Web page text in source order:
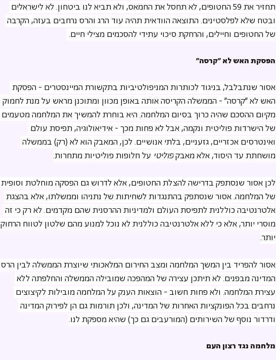
תחזיר את 59 החטופים, לא תחסל את החמאס, ולא תביא לנו ביטחון. לא לישראלים
ובטח שלא לפלסטינים. התוצאה הוודאית תהיה עוד הרג והרס נרחבים בעזה, הקרבה
של החטופים וחיילים, והרחקת סיכוי עתידי להסכמים מצילי חיים.
הפסקת האש לא "קרסה"
אסור שנתבלבל, בניגוד לכותרות המניפולטיביות בתקשורת המיינסטרים - הפסקת
האש לא "קרסה" - הממשלה הקריסה אותה באופן מכוון ומתוכנן מראש על מנת לחמוק
מקיום ההסכם שהיה כרוך בסיום המלחמה. היא בוחרת להמשיך את המלחמה מטעמים
של הישרדות פוליטית ונקמה, אבל לא פחות מכך - אידיאולוגיה, תפיסת עולם
ואינטרסים אכזריים, גזעניים, בלתי אנושיים. לכן, המאבק הוא לא (רק) בממשלה
מושחתת עד היסוד, אלא מאבק פוליטי על חלופות פוליטיות מתחרות.
לכן אסור שנסתפק בדרישה להצלת החטופים, אלא לדרוש גם הפסקה מוחלטת וסופית
של המלחמה. אסור שנסתפק בהתנגדות לשחיתות של נתניהו וממשלתו, אלא בהצגת
אלטרנטיבה כוללנית לתפיסת העולם ולמדיניות ההרסנית שהם מקדמים. לא רק כי זה
מוסרי יותר, אלא כי ללא אלטרנטיבה כוללנית לא נוכל למנוע מהם שלטון לטווח הרחוק
יותר.
אסור להפריד בין המשך המלחמה ומצב החירום המלאכותי שיוצרת הממשלה לבין הרס
המדינה מבפנים. לא תיתכן עצירה של המהפכה שמובילה הממשלה והחלפתה ללא
עצירת המלחמה. ולא פחות חשוב - הוצאות הענק על המלחמה מובילות לקיצוצים
נרחבים בכל הפונקציות האחרות של המדינה, ולכן תורמות גם הן לפירוק המדינה
ודרדור נוסף של השירותים (המורעבים גם כך) שהיא מספקת לנו.
מלחמה נגד רצון העם